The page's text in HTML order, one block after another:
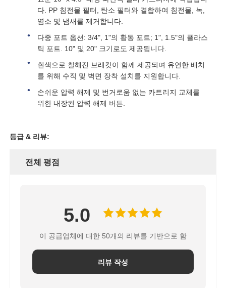
FRP 압력 용기
이온 교환 수지
RO 브래킷
다. PP 침전물 필터, 탄소 필터와 결합하여 침전물, 녹,
염소 및 냄새를 제거합니다.
다중 포트 옵션: 3/4", 1"의 황동 포트; 1", 1.5"의 플라스
틱 포트. 10" 및 20" 크기로도 제공됩니다.
흰색으로 칠해진 브래킷이 함께 제공되며 유연한 배치
를 위해 수직 및 벽면 장착 설치를 지원합니다.
손쉬운 압력 해제 및 번거로움 없는 카트리지 교체를
위한 내장된 압력 해제 버튼.
등급 & 리뷰:
전체 평점
5.0
이 공급업체에 대한 50개의 리뷰를 기반으로 함
리뷰 작성